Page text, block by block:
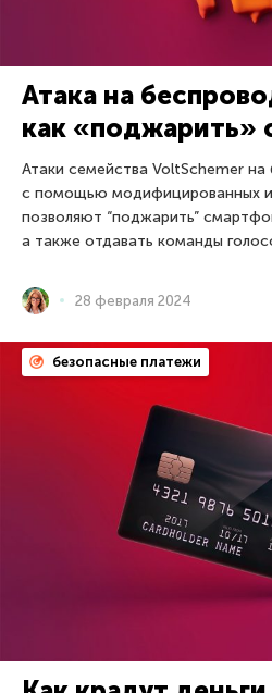
Атака на
как «поджарить»
Атаки семейства VoltSchemer
с помощью модифицированных
позволяют “поджарить”
а также отдавать команды
28 февраля 2024
безопасные платежи